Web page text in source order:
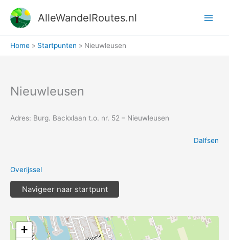
naar
AlleWandelRoutes.nl
Home Startpunten Nieuwleusen
Nieuwleusen
Adres: Burg. Backxlaan t.o. nr. 52 – Nieuwleusen
Dalfsen
Overijssel
Navigeer naar startpunt
+